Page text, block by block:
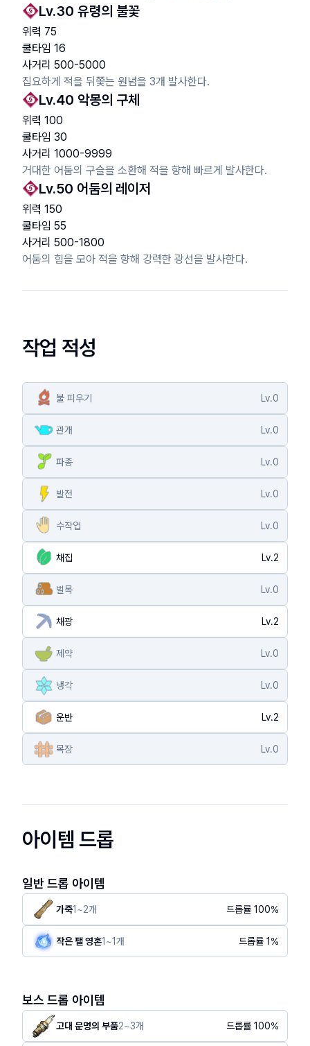
Lv.30 유령의 불꽃
위력 75
쿨타임 16
사거리 500-5000
집요하게 적을 뒤쫓는 원념을 3개 발사한다.
Lv.40 악몽의 구체
위력 100
쿨타임 30
사거리 1000-9999
거대한 어둠의 구슬을 소환해 적을 향해 빠르게 발사한다.
Lv.50 어둠의 레이저
위력 150
쿨타임 55
사거리 500-1800
어둠의 힘을 모아 적을 향해 강력한 광선을 발사한다.
작업 적성
불 피우기 Lv.0
관개 Lv.0
파종 Lv.0
발전 Lv.0
수작업 Lv.0
채집 Lv.2
벌목 Lv.0
채광 Lv.2
제약 Lv.0
냉각 Lv.0
운반 Lv.2
목장 Lv.0
아이템 드롭
일반 드롭 아이템
가죽1 ~2개 드롭률 100%
작은 팰 영혼1 ~1개 드롭률 1 %
보스 드롭 아이템
고대 문명의 부품2~3개 드롭률 100%